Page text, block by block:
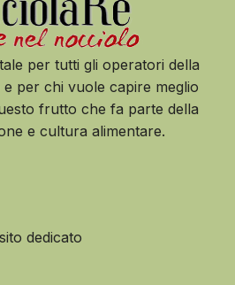
per tutti gli operatori della
per chi vuole capire meglio
frutto che fa parte della
e cultura alimentare.
dedicato